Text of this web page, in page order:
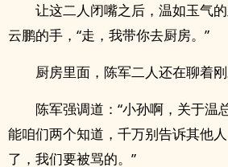
让这二人闭嘴之后，温如玉气
云鹏的手，“走，我带你去厨房。”
厨房里面，陈军二人还在聊着刚
陈军强调道：“小孙啊，关于温
能咱们两个知道，千万别告诉其他
了，我们要被骂的。”